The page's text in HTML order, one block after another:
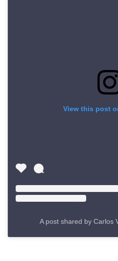
View this post
A post shared by Carlos